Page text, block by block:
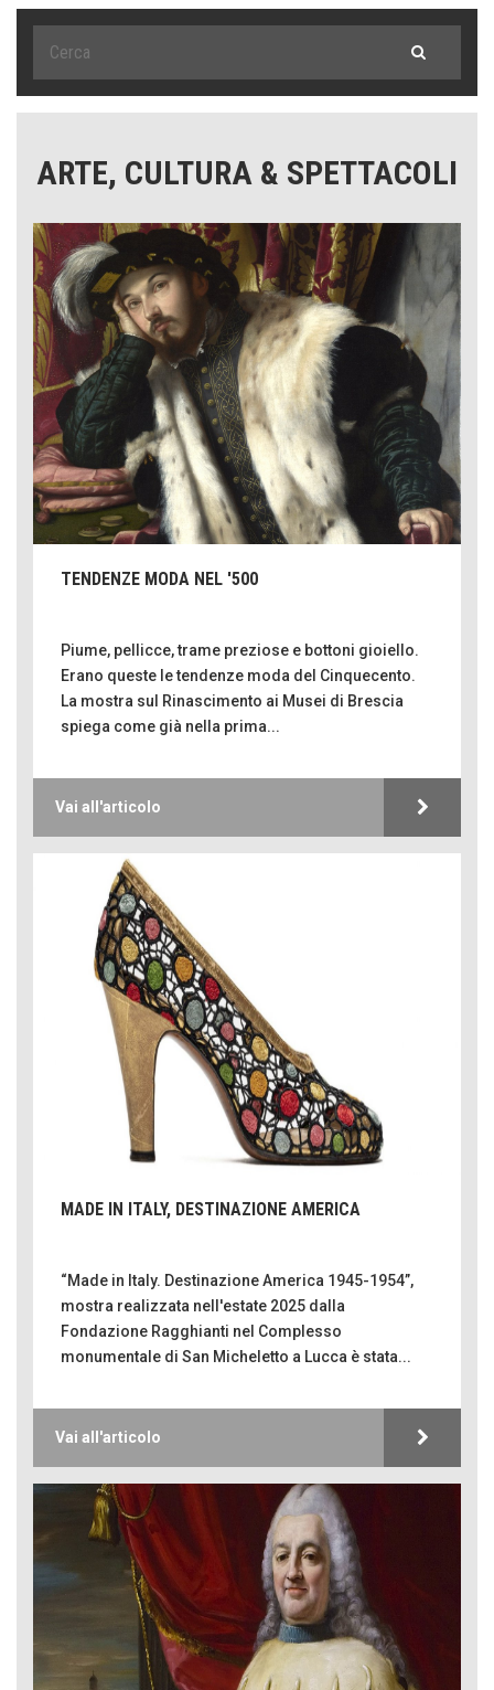
ARTE, CULTURA & SPETTACOLI
TENDENZE MODA NEL '500
Piume, pellicce, trame preziose e bottoni gioiello.
Erano queste le tendenze moda del Cinquecento.
La mostra sul Rinascimento ai Musei di Brescia
spiega come già nella prima...
Vai all'articolo
MADE IN ITALY, DESTINAZIONE AMERICA
“Made in Italy. Destinazione America 1945-1954”,
mostra realizzata nell'estate 2025 dalla
Fondazione Ragghianti nel Complesso
monumentale di San Micheletto a Lucca è stata...
Vai all'articolo